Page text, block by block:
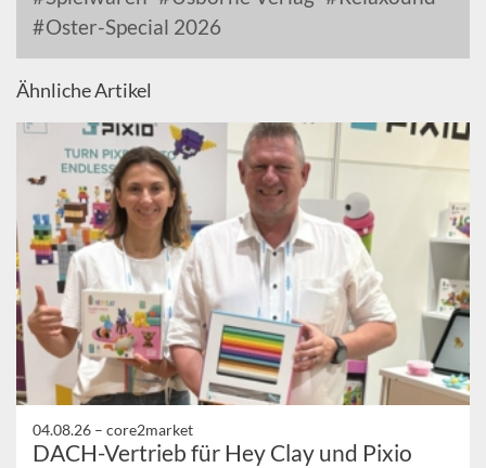
Oster-Special 2026
Ähnliche Artikel
04.08.26 – core2market
DACH-Vertrieb für Hey Clay und Pixio